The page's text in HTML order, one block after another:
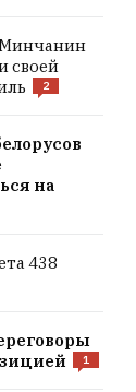
Минчанин
своей
2
на
438
1